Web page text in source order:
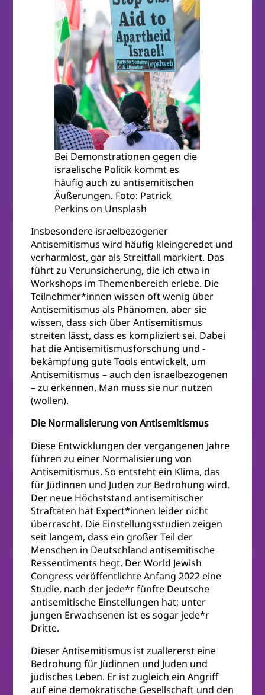
Bei Demonstrationen gegen die
israelische Politik kommt es
häufig auch zu antisemitischen
Äußerungen. Foto: Patrick
Perkins on Unsplash
Insbesondere israelbezogener
Antisemitismus wird häufig kleingeredet und
verharmlost, gar als Streitfall markiert. Das
führt zu Verunsicherung, die ich etwa in
Workshops im Themenbereich erlebe. Die
Teilnehmer*innen wissen oft wenig über
Antisemitismus als Phänomen, aber sie
wissen, dass sich über Antisemitismus
streiten lässt, dass es kompliziert sei. Dabei
hat die Antisemitismusforschung und -
bekämpfung gute Tools entwickelt, um
Antisemitismus – auch den israelbezogenen
– zu erkennen. Man muss sie nur nutzen
(wollen).
Die Normalisierung von Antisemitismus
Diese Entwicklungen der vergangenen Jahre
führen zu einer Normalisierung von
Antisemitismus. So entsteht ein Klima, das
für Jüdinnen und Juden zur Bedrohung wird.
Der neue Höchststand antisemitischer
Straftaten hat Expert*innen leider nicht
überrascht. Die Einstellungsstudien zeigen
seit langem, dass ein großer Teil der
Menschen in Deutschland antisemitische
Ressentiments hegt. Der World Jewish
Congress veröffentlichte Anfang 2022 eine
Studie, nach der jede*r fünfte Deutsche
antisemitische Einstellungen hat; unter
jungen Erwachsenen ist es sogar jede*r
Dritte.
Dieser Antisemitismus ist zuallererst eine
Bedrohung für Jüdinnen und Juden und
jüdisches Leben. Er ist zugleich ein Angriff
auf eine demokratische Gesellschaft und den